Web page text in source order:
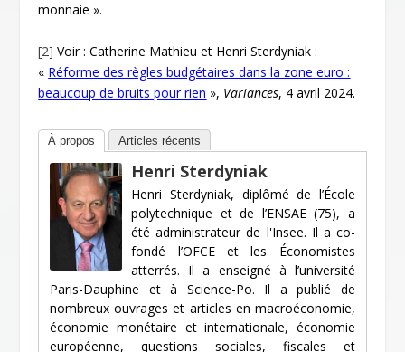
monnaie ».
[2] Voir : Catherine Mathieu et Henri Sterdyniak :
« Réforme des règles budgétaires dans la zone euro :
beaucoup de bruits pour rien », Variances, 4 avril 2024.
À propos Articles récents
Henri Sterdyniak
Henri Sterdyniak, diplômé de l’École
polytechnique et de l’ENSAE (75), a
été administrateur de l'Insee. Il a co-
fondé l’OFCE et les Économistes
atterrés. Il a enseigné à l’université
Paris-Dauphine et à Science-Po. Il a publié de
nombreux ouvrages et articles en macroéconomie,
économie monétaire et internationale, économie
européenne, questions sociales, fiscales et